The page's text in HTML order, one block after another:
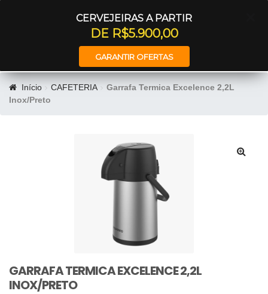
CERVEJEIRAS A PARTIR
DE R$5.900,00
GARANTIR OFERTAS
Início CAFETERIA
Garrafa Termica Excelence 2,2L
Inox/Preto
GARRAFA TERMICA EXCELENCE 2,2L
INOX/PRETO